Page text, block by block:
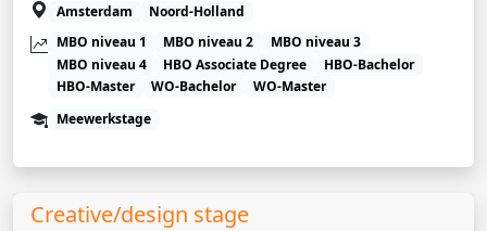
Amsterdam
Noord-Holland
MBO niveau 1
MBO niveau 2
MBO niveau 3
MBO niveau 4
HBO Associate Degree
HBO-Bachelor
HBO-Master
WO-Bachelor
WO-Master
Meewerkstage
Creative/design stage